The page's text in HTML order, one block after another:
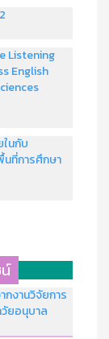
Listening
English
นกับ
นที่การศึกษา
กงานวิจัยการ
ยอนุบาล